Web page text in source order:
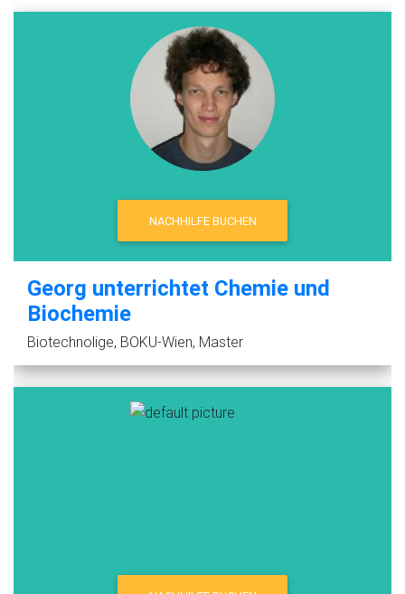
NACHHILFE BUCHEN
Georg unterrichtet Chemie und
Biochemie
Biotechnolige, BOKU-Wien, Master